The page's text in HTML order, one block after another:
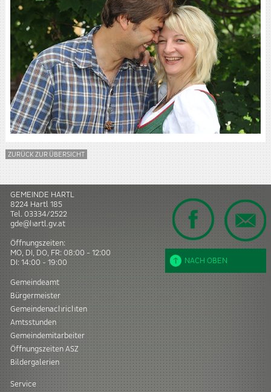
ZURÜCK ZUR ÜBERSICHT
NACH OBEN
GEMEINDE HARTL
8224 Hartl185
Tel. 03334/2522
gde@hartl.gv.at
Öffnungszeiten:
MO, DI, DO, FR: 08:00 - 12:00
DI: 14:00 - 19:00
Gemeindeamt
Bürgermeister
Gemeindenachrichten
Amtsstunden
Gemeindemitarbeiter
Öffnungszeiten ASZ
Bildergalerien
Service